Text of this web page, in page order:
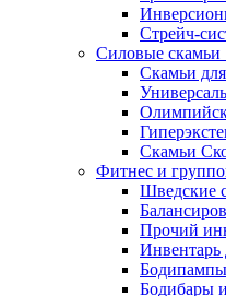
Стрейч-
Силовые скамьи
Скамьи
Скамьи
Фитнес и
Шведские
Прочий
Инвентарь
Бодибары